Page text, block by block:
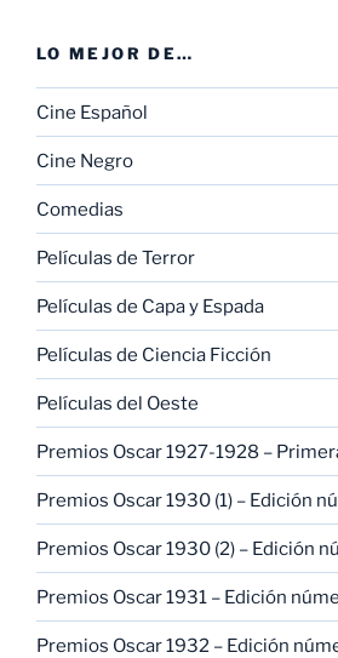
LO MEJOR DE…
Cine Español
Cine Negro
Comedias
Películas de Terror
Películas de Capa y Espada
Películas de Ciencia Ficción
Películas del Oeste
Premios Oscar 1927-1928 –
Premios Oscar 1930 (1) – Edición
Premios Oscar 1930 (2) – Edición
Premios Oscar 1931 – Edición
Premios Oscar 1932 – Edición